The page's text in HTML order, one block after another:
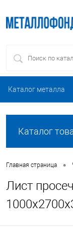
Каталог металла
Каталог
Главная страница •
Лист